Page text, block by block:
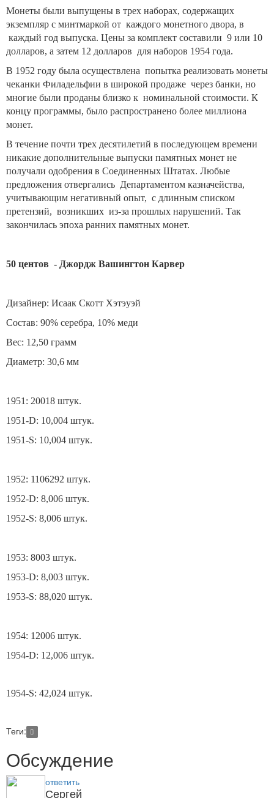
Монеты были выпущены в трех наборах, содержащих
экземпляр с минтмаркой от каждого монетного двора, в
каждый год выпуска. Цены за комплект составили 9 или 10
долларов, а затем 12 долларов для наборов 1954 года.
В 1952 году была осуществлена попытка реализовать монеты
чеканки Филадельфии в широкой продаже через банки, но
многие были проданы близко к номинальной стоимости. К
концу программы, было распространено более миллиона
монет.
В течение почти трех десятилетий в последующем времени
никакие дополнительные выпуски памятных монет не
получали одобрения в Соединенных Штатах. Любые
предложения отвергались Департаментом казначейства,
учитывающим негативный опыт, с длинным списком
претензий, возникших из-за прошлых нарушений. Так
закончилась эпоха ранних памятных монет.
50 центов - Джордж Вашингтон Карвер
Дизайнер: Исаак Скотт Хэтэуэй
Состав: 90% серебра, 10% меди
Вес: 12,50 грамм
Диаметр: 30,6 мм
1951: 20018 штук.
1951-D: 10,004 штук.
1951-S: 10,004 штук.
1952: 1106292 штук.
1952-D: 8,006 штук.
1952-S: 8,006 штук.
1953: 8003 штук.
1953-D: 8,003 штук.
1953-S: 88,020 штук.
1954: 12006 штук.
1954-D: 12,006 штук.
1954-S: 42,024 штук.
Теги:
Обсуждение
ответить
Сергей